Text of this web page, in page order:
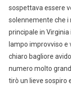
sospettava essere
solennemente che i
principale in
lampo improvviso e
chiaro bagliore
numero molto
tirò un lieve sospiro